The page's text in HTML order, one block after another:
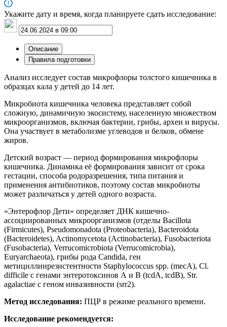
Укажите дату и время, когда планируете сдать исследование:
Описание
Правила подготовки
Анализ исследует состав микрофлоры толстого кишечника в
образцах кала у детей до 14 лет.
Микробиота кишечника человека представляет собой
сложную, динамичную экосистему, населенную множеством
микроорганизмов, включая бактерии, грибы, археи и вирусы.
Она участвует в метаболизме углеводов и белков, обмене
жиров.
Детский возраст — период формирования микрофлоры
кишечника. Динамика её формирования зависит от срока
гестации, способа родоразрешения, типа питания и
применения антибиотиков, поэтому состав микробиоты
может различаться у детей одного возраста.
«Энтерофлор Дети» определяет ДНК кишечно-
ассоциированных микроорганизмов (отделы Bacillota
(Firmicutes), Pseudomonadota (Proteobacteria), Bacteroidota
(Bacteroidetes), Actinomycetota (Actinobacteria), Fusobacteriota
(Fusobacteria), Verrucomicrobiota (Verrucomicrobia),
Euryarchaeota), грибы рода Candida, ген
метициллинрезистентности Staphylococcus spp. (mecA), Cl.
difficile с генами энтеротоксинов А и В (tcdA, tcdB), Str.
agalactiae с геном инвазивности (srr2).
Метод исследования: ПЦР в режиме реального времени.
Исследование рекомендуется: